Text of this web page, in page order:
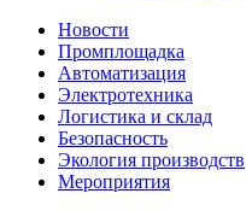
Новости
Промплощадка
Автоматизация
Электротехника
Логистика и склад
Безопасность
Экология производств
Мероприятия